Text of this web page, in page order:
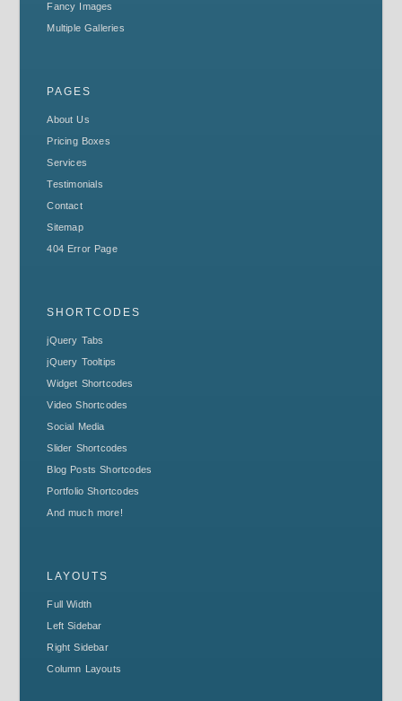
Fancy Images
Multiple Galleries
PAGES
About Us
Pricing Boxes
Services
Testimonials
Contact
Sitemap
404 Error Page
SHORTCODES
jQuery Tabs
jQuery Tooltips
Widget Shortcodes
Video Shortcodes
Social Media
Slider Shortcodes
Blog Posts Shortcodes
Portfolio Shortcodes
And much more!
LAYOUTS
Full Width
Left Sidebar
Right Sidebar
Column Layouts